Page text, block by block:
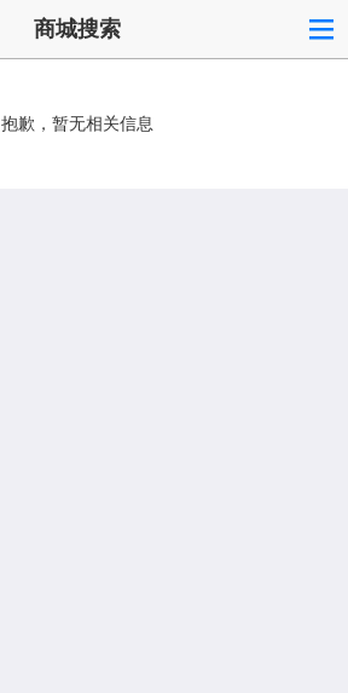
商城搜索
抱歉，暂无相关信息